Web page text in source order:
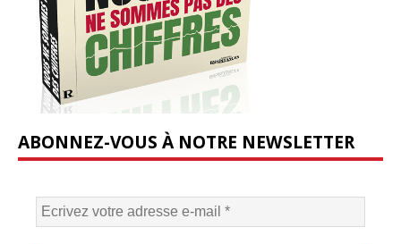
ABONNEZ-VOUS À NOTRE NEWSLETTER